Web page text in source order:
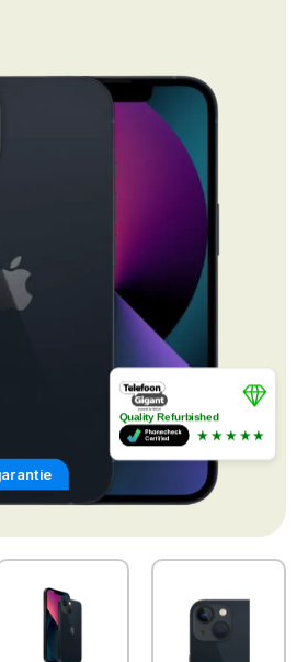
Quality Refurbished
★★★★★